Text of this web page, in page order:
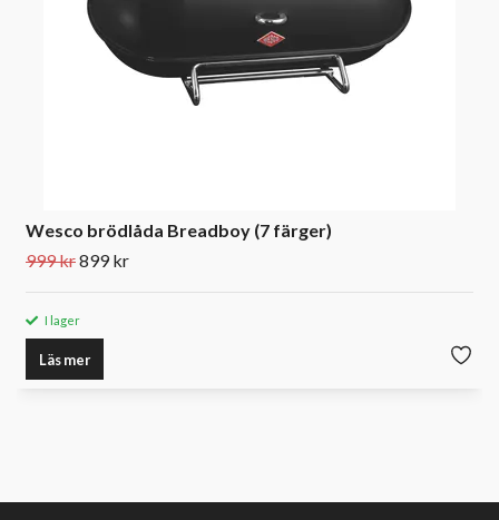
Wesco brödlåda Breadboy (7 färger)
999 kr899 kr
I lager
Läs mer